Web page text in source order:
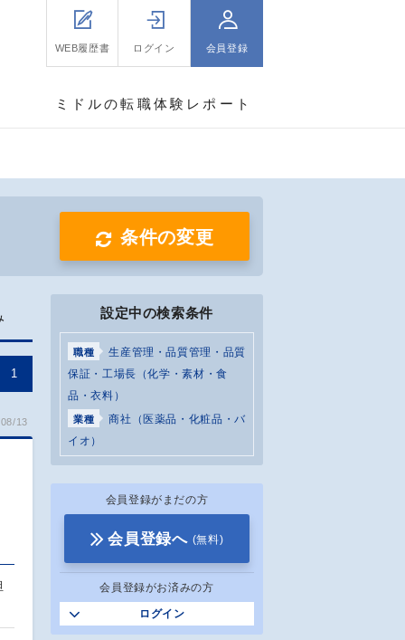
WEB履歴書 ログイン 会員登録
ミドルの転職体験レポート
条件の変更
1
13
設定中の検索条件
職種
生産管理・品質管理・品質
保証・工場長（化学・素材・食
品・衣料）
業種
商社（医薬品・化粧品・バ
イオ）
会員登録がまだの方
会員登録へ (無料)
会員登録がお済みの方
ログイン